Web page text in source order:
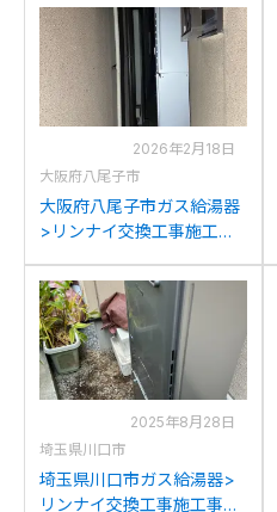
E2402SAW2-6(A)からリン
ナイRUFH-E2408SAW2-
6(A)への交換
2026年2月18日
大阪府八尾子市
大阪府八尾子市ガス給湯器
>リンナイ交換工事施工事
V2403SAW 2-6からリンナ
イRUFH-E2408SAW2-6(A)
への交換
2025年8月28日
埼玉県川口市
埼玉県川口市ガス給湯器>
リンナイ交換工事施工事